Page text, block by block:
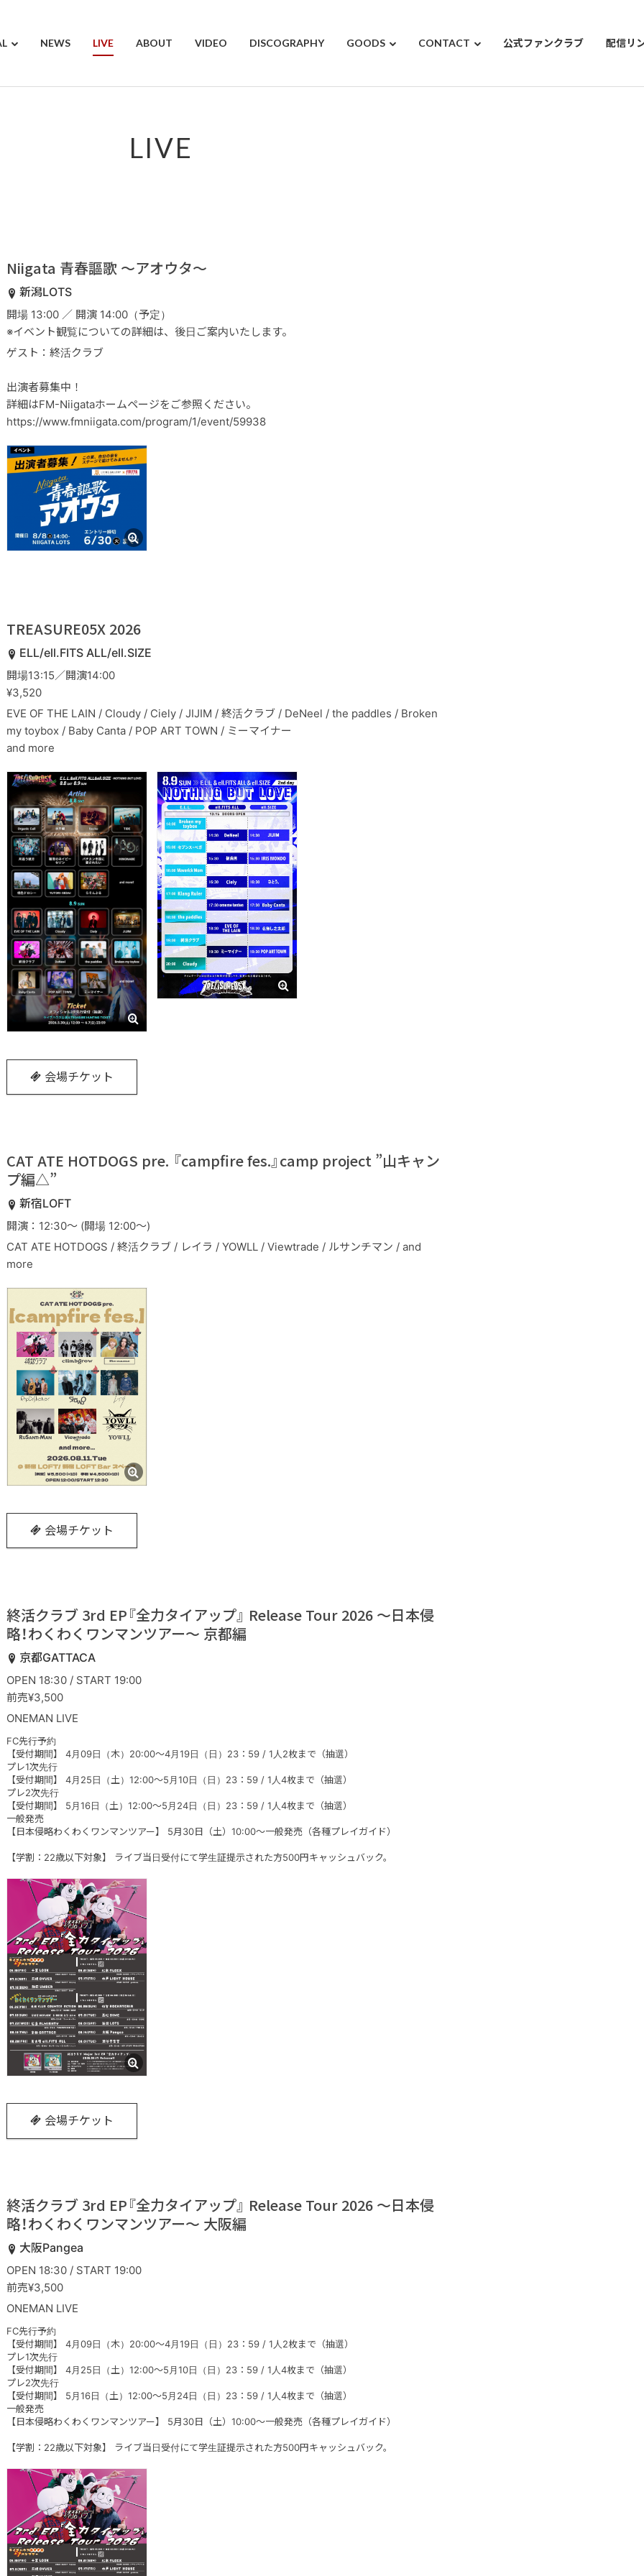
NEWS LIVE ABOUT VIDEO DISCOGRAPHY GOODS CONTACT 公式ファンクラブ 配信リ
LIVE
Niigata 青春謳歌 ～アオウタ～
新潟LOTS
開場 13:00 ／ 開演 14:00（予定）
※イベント観覧についての詳細は、後日ご案内いたします。
ゲスト：終活クラブ
出演者募集中！
詳細はFM-Niigataホームページをご参照ください。
https://www.fmniigata.com/program/1/event/59938
TREASURE05X 2026
ELL/ell.FITS ALL/ell.SIZE
開場13:15／開演14:00
¥3,520
EVE OF THE LAIN / Cloudy / Ciely / JIJIM / 終活クラブ / DeNeel / the paddles / Broken
my toybox / Baby Canta / POP ART TOWN / ミーマイナー
and more
会場チケット
CAT ATE HOTDOGS pre. 『campfire fes.』camp project ”山キャン
プ編△”
新宿LOFT
開演：12:30～ (開場 12:00～)
CAT ATE HOTDOGS / 終活クラブ / レイラ / YOWLL / Viewtrade / ルサンチマン / and
more
会場チケット
終活クラブ 3rd EP『全力タイアップ』 Release Tour 2026 〜日本侵
略！わくわくワンマンツアー〜 京都編
京都GATTACA
OPEN 18:30 / START 19:00
前売¥3,500
ONEMAN LIVE
FC先行予約
【受付期間】 4月09日（木）20:00～4月19日（日）23：59 / 1人2枚まで（抽選）
プレ1次先行
【受付期間】 4月25日（土）12:00～5月10日（日）23：59 / 1人4枚まで（抽選）
プレ2次先行
【受付期間】 5月16日（土）12:00～5月24日（日）23：59 / 1人4枚まで（抽選）
一般発売
【日本侵略わくわくワンマンツアー】 5月30日（土）10:00～一般発売（各種プレイガイド）
【学割：22歳以下対象】 ライブ当日受付にて学生証提示された方500円キャッシュバック。
会場チケット
終活クラブ 3rd EP『全力タイアップ』 Release Tour 2026 〜日本侵
略！わくわくワンマンツアー〜 大阪編
大阪Pangea
OPEN 18:30 / START 19:00
前売¥3,500
ONEMAN LIVE
FC先行予約
【受付期間】 4月09日（木）20:00～4月19日（日）23：59 / 1人2枚まで（抽選）
プレ1次先行
【受付期間】 4月25日（土）12:00～5月10日（日）23：59 / 1人4枚まで（抽選）
プレ2次先行
【受付期間】 5月16日（土）12:00～5月24日（日）23：59 / 1人4枚まで（抽選）
一般発売
【日本侵略わくわくワンマンツアー】 5月30日（土）10:00～一般発売（各種プレイガイド）
【学割：22歳以下対象】 ライブ当日受付にて学生証提示された方500円キャッシュバック。